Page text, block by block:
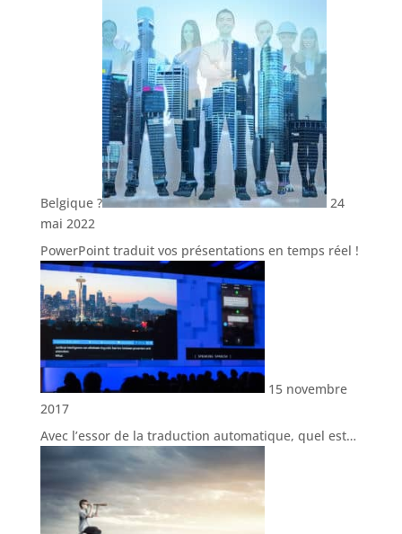
Belgique ?
24
mai 2022
PowerPoint traduit vos présentations en temps réel !
15 novembre
2017
Avec l’essor de la traduction automatique, quel est…